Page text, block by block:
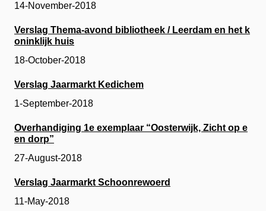
14-November-2018
Verslag Thema-avond bibliotheek / Leerdam en het k
oninklijk huis
18-October-2018
Verslag Jaarmarkt Kedichem
1-September-2018
Overhandiging 1e exemplaar “Oosterwijk, Zicht op e
en dorp”
27-August-2018
Verslag Jaarmarkt Schoonrewoerd
11-May-2018